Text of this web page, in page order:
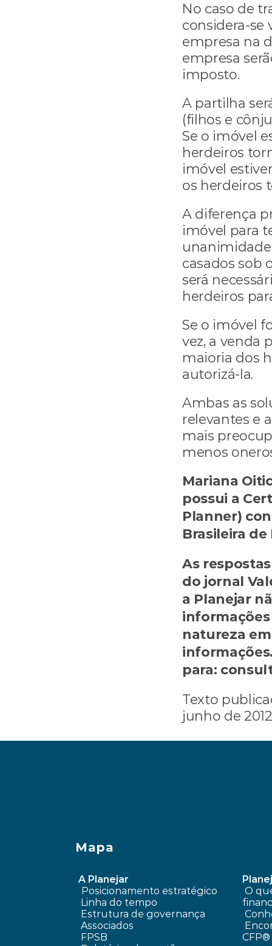
No caso de
considera-se
empresa na
empresa
imposto.
A partilha
(filhos e
Se o imóvel
herdeiros
imóvel
os herdeiros
A diferença
imóvel para
unanimidade
casados sob
será
herdeiros
Se o imóvel
vez, a venda
maioria dos
autorizá-la.
Ambas as
relevantes e
mais
menos
Mariana
possui a
Planner)
Brasileira
As
do jornal
a Planejar
natureza
para:
Texto
junho de
A Planejar
Posicionamento estratégico
Linha do tempo
Estrutura de governança
Associados
FPSB
CFP®
Mapa